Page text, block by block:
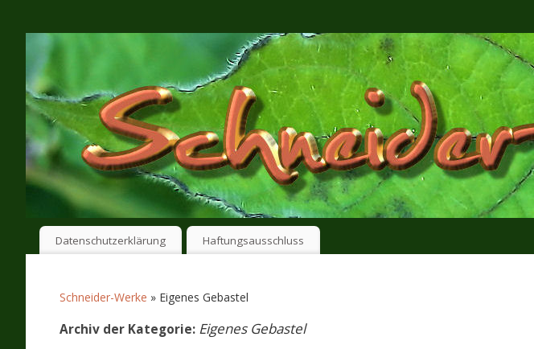
Datenschutzerklärung Haftungsausschluss
Schneider-Werke » Eigenes Gebastel
Archiv der Kategorie: Eigenes Gebastel